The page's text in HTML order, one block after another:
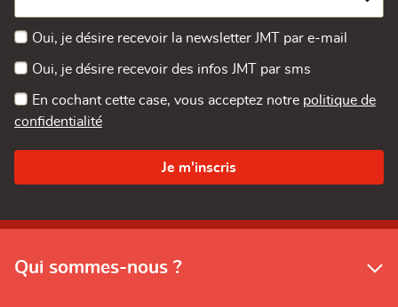
Oui, je désire recevoir la newsletter JMT par e-mail
Oui, je désire recevoir des infos JMT par sms
En cochant cette case, vous acceptez notre politique de
confidentialité
Qui sommes-nous ?